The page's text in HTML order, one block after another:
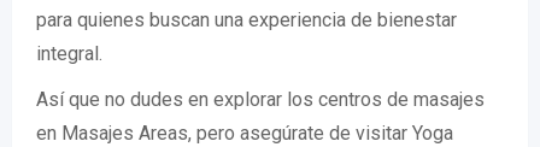
para quienes buscan una experiencia de bienestar
integral.
Así que no dudes en explorar los centros de masajes
en Masajes Areas, pero asegúrate de visitar Yoga